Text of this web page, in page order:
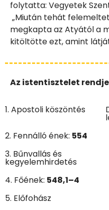
folytatta: Vegyetek
„Miután tehát
megkapta az Atyától a
kitöltötte ezt, amint
Az istentisztelet rendje
1. Apostoli köszöntés
2. Fennálló ének: 554
3. Bűnvallás és
kegyelemhirdetés
4. Főének: 548,1–4
5. Előfohász